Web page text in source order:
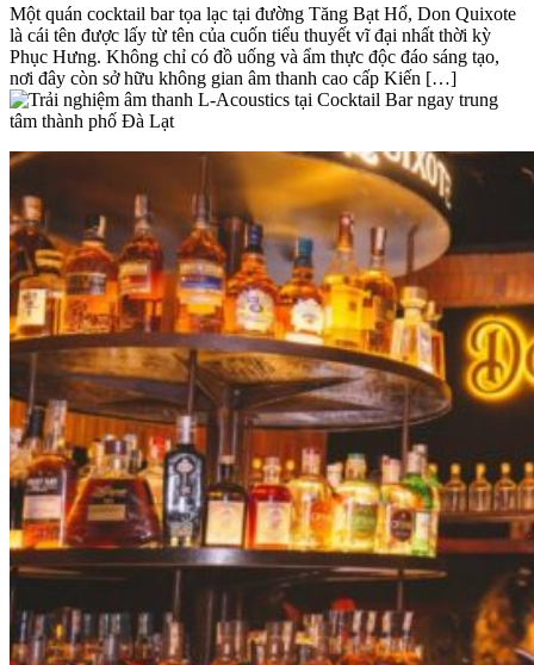
Một quán cocktail bar tọa lạc tại đường Tăng Bạt Hổ, Don Quixote
là cái tên được lấy từ tên của cuốn tiểu thuyết vĩ đại nhất thời kỳ
Phục Hưng. Không chỉ có đồ uống và ẩm thực độc đáo sáng tạo,
nơi đây còn sở hữu không gian âm thanh cao cấp Kiến […]